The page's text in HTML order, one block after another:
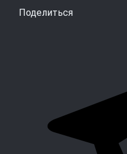
Поделиться